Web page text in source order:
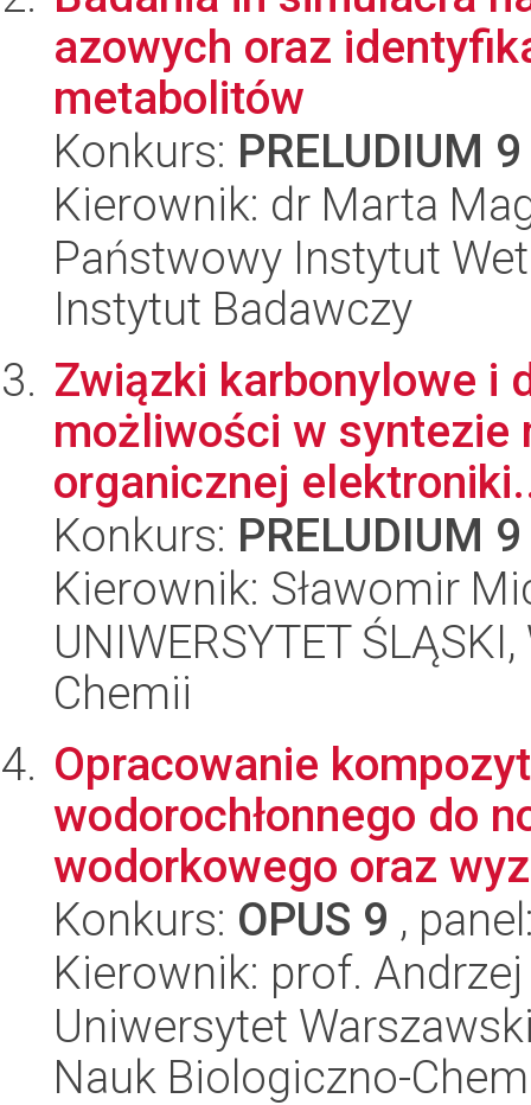
azowych oraz
metabolitów
Konkurs: PRELUDIUM 9
Kierownik: dr Marta
Państwowy Instytut
Instytut Badawczy
Związki karbonylowe i
możliwości w syntezie
organicznej
Konkurs: PRELUDIUM 9
Kierownik: Sławomir
UNIWERSYTET
Chemii
Opracowanie
wodorochłonnego do
wodorkowego oraz
Konkurs: OPUS 9 ,
Kierownik: prof.
Uniwersytet
Nauk Biologiczno-